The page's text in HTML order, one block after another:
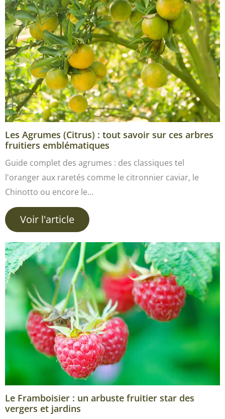
Les Agrumes (Citrus) : tout savoir sur ces arbres
fruitiers emblématiques
Guide complet des agrumes : des classiques tel
l'oranger aux raretés comme le citronnier caviar, le
Chinotto ou encore le…
Voir l'article
Le Framboisier : un arbuste fruitier star des
vergers et jardins